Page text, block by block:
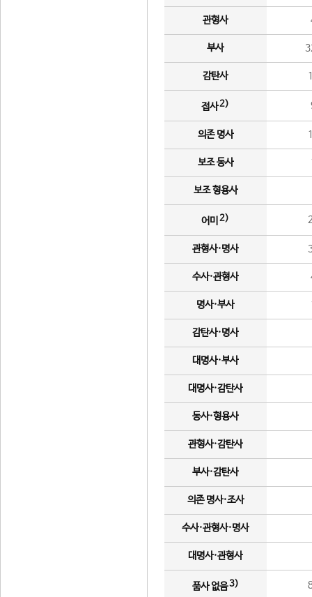
관형사
부사
감탄사
접사2)
의존 명사
보조 동사
보조 형용사
어미 2)
관형사·명사
수사·관형사
명사·부사
감탄사·명사
대명사·부사
대명사·감탄사
동사·형용사
관형사·감탄사
부사·감탄사
의존 명사·조사
수사·관형사·명사
대명사·관형사
품사 없음3)